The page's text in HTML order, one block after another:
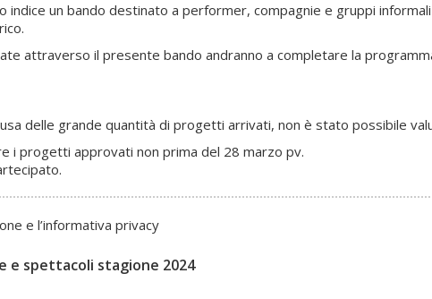
indice un bando destinato a performer, compagnie e gruppi
attraverso il presente bando andranno a completare la
delle grande quantità di progetti arrivati, non è stato possibile
i progetti approvati non prima del 28 marzo pv.
e l’informativa privacy
e spettacoli stagione 2024